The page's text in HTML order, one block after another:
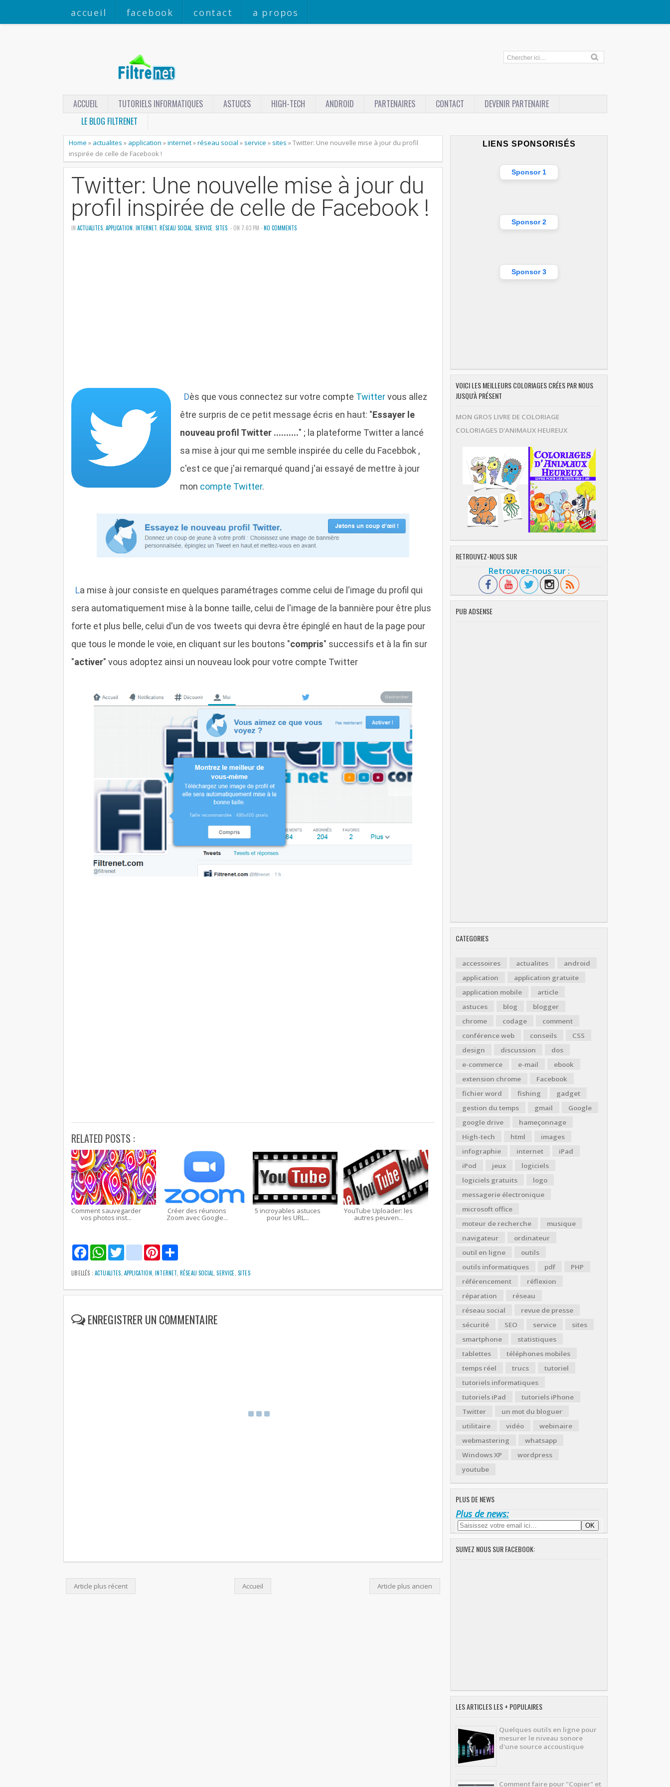
accueil facebook contact a propos
ACCUEIL TUTORIELS INFORMATIQUES ASTUCES HIGH-TECH ANDROID PARTENAIRES CONTACT
DEVENIR PARTENAIRE
LE BLOG FILTRENET
Home » actualites » application »internet»réseau social » service » sites »Twitter: Une nouvelle mise à jour du profil
inspirée de celle de Facebook !
Twitter: Une nouvelle mise à jour du
profil inspirée de celle de Facebook !
IN ACTUALITES APPLICATION INTERNET RÉSEAU SOCIAL SERVICE SITES - ON 7:03 PM -NO COMMENTS
Dès que vous connectez sur votre compte Twittervous allez
être surpris de ce petit message écris en haut: "Essayer le
nouveau profil Twitter .........." ; la plateforme Twitter a lancé
sa mise à jour qui me semble inspirée du celle du Facebbok ,
c'est ce que j'ai remarqué quand j'ai essayé de mettre à jour
mon compte Twitter.
La mise à jour consiste en quelques paramétrages comme celui de l'image du profil qui
sera automatiquement mise à la bonne taille, celui de l'image de la bannière pour être plus
forte et plus belle, celui d'un de vos tweets qui devra être épinglé en haut de la page pour
que tous le monde le voie, en cliquant sur les boutons "compris" successifs et à la fin sur
"activer" vous adoptez ainsi un nouveau look pour votre compte Twitter
RELATED POSTS :
Comment sauvegarder
vos photos inst...
Créer des réunions
Zoom avec Google...
5 incroyables astuces
pour les URL...
YouTube Uploader: les
autres peuven...
F
a
c
e
o
o
W
h
a
t
A
p
T
t
e
r
g
m
a
i
P
n
t
r
e
r
LIBELLÉS : ACTUALITES, APPLICATION,INTERNET, RÉSEAU SOCIAL,SERVICE, SITES
ENREGISTRER UN COMMENTAIRE
Article plus récent Article plus ancien
Accueil
LIENS SPONSORISÉS
Sponsor 1
Sponsor 2
Sponsor 3
VOICI LES MEILLEURS COLORIAGES CRÉES PAR NOUS
JUSQU'À PRÉSENT
MON GROS LIVRE DE COLORIAGE
COLORIAGES D'ANIMAUX HEUREUX
RETROUVEZ-NOUS SUR
Retrouvez-nous sur :
PUB ADSENSE
CATEGORIES
accessoires actualites
android
application
application gratuite
application mobile
article
astuces
blog
blogger
chrome
codage
comment
conférence web
conseils
CSS
design
discussion
dos
e-commerce
e-mail
ebook
extension chrome
Facebook
fichier word
fishing
gadget
gestion du temps
gmail
Google
google drive
hameçonnage
High-tech
html
images
infographie
internet
iPad
iPod
jeux
logiciels
logiciels gratuits
logo
messagerie électronique
microsoft office
moteur de recherche
musique
navigateur
ordinateur
outil en ligne
outils
outils informatiques
pdf
PHP
référencement
réflexion
réparation
réseau
réseau social
revue de presse
sécurité
SEO service
sites
smartphone
statistiques
tablettes
téléphones mobiles
temps réel
trucs
tutoriel
tutoriels informatiques
tutoriels iPad
tutoriels iPhone
Twitter
un mot du bloguer
utilitaire
vidéo
webinaire
webmastering
whatsapp
Windows XP
wordpress
youtube
PLUS DE NEWS
Plus de news:
SUIVEZ NOUS SUR FACEBOOK:
LES ARTICLES LES + POPULAIRES
Quelques outils en ligne pour
mesurer le niveau sonore
d'une source accoustique
Comment faire pour "Copier" et